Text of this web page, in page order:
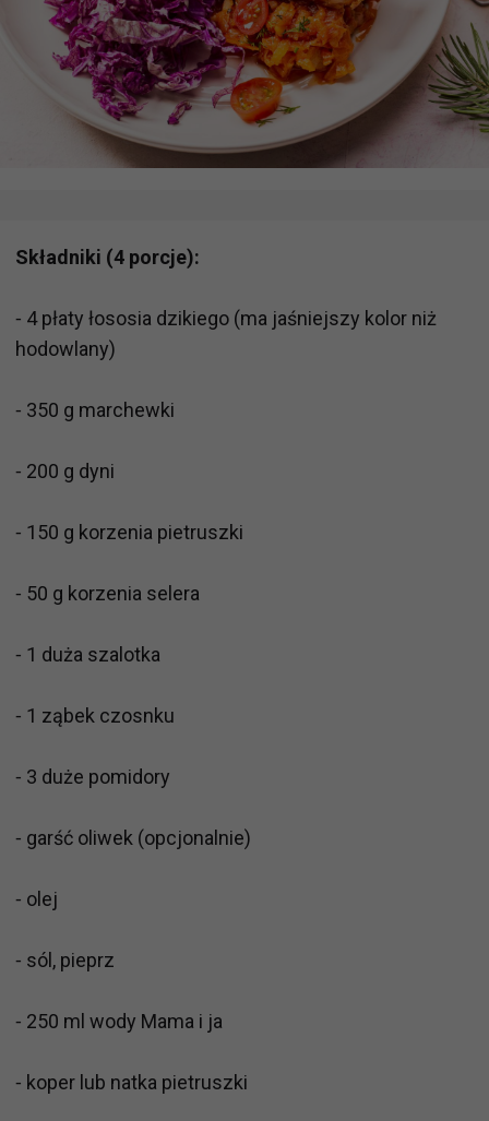
Składniki (4 porcje):
⁃ 4 płaty łososia dzikiego (ma jaśniejszy kolor niż
hodowlany)
⁃ 350 g marchewki
⁃ 200 g dyni
⁃ 150 g korzenia pietruszki
⁃ 50 g korzenia selera
⁃ 1 duża szalotka
⁃ 1 ząbek czosnku
⁃ 3 duże pomidory
⁃ garść oliwek (opcjonalnie)
⁃ olej
⁃ sól, pieprz
⁃ 250 ml wody Mama i ja
⁃ koper lub natka pietruszki